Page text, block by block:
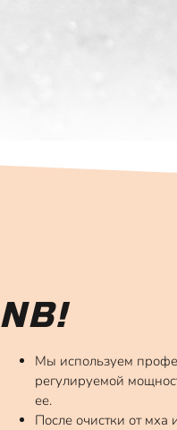
NB!
Мы используем
регулируемой
ее.
После очистки от